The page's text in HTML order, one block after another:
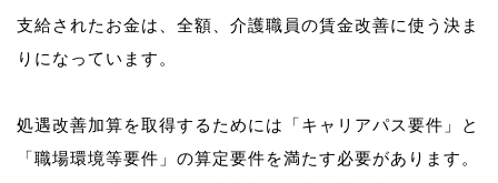
支給されたお金は、全額、介護職員の賃金改善に使う決ま
りになっています。
処遇改善加算を取得するためには「キャリアパス要件」と
「職場環境等要件」の算定要件を満たす必要があります。